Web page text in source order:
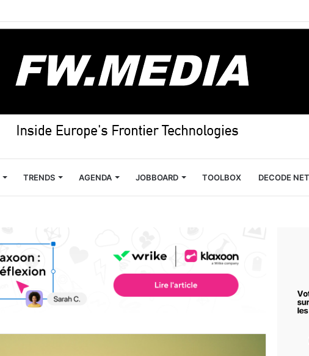
TRENDS AGENDA JOBBOARD TOOLBOX DECODE